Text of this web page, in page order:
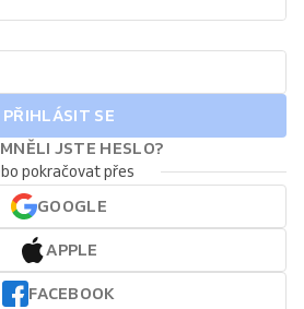
PŘIHLÁSIT SE
JSTE HESLO?
pokračovat přes
GOOGLE
APPLE
FACEBOOK